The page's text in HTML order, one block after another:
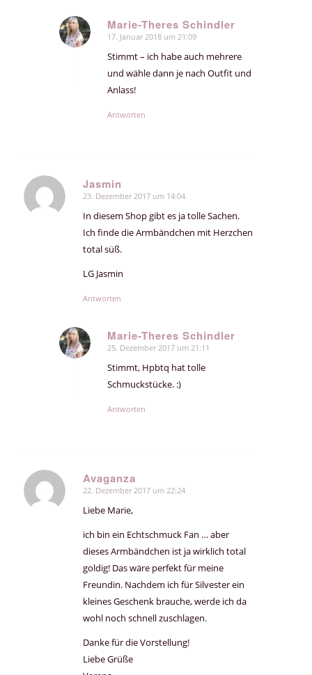
Marie-Theres Schindler
sagte:
17. Januar 2018 um 21:09
Stimmt – ich habe auch mehrere
und wähle dann je nach Outfit und
Anlass!
Antworten
Jasmin
sagte:
23. Dezember 2017 um 14:04
In diesem Shop gibt es ja tolle Sachen.
Ich finde die Armbändchen mit Herzchen
total süß.
LG Jasmin
Antworten
Marie-Theres Schindler
sagte:
25. Dezember 2017 um 21:11
Stimmt, Hpbtq hat tolle
Schmuckstücke. :)
Antworten
Avaganza
sagte:
22. Dezember 2017 um 22:24
Liebe Marie,
ich bin ein Echtschmuck Fan … aber
dieses Armbändchen ist ja wirklich total
goldig! Das wäre perfekt für meine
Freundin. Nachdem ich für Silvester ein
kleines Geschenk brauche, werde ich da
wohl noch schnell zuschlagen.
Danke für die Vorstellung!
Liebe Grüße